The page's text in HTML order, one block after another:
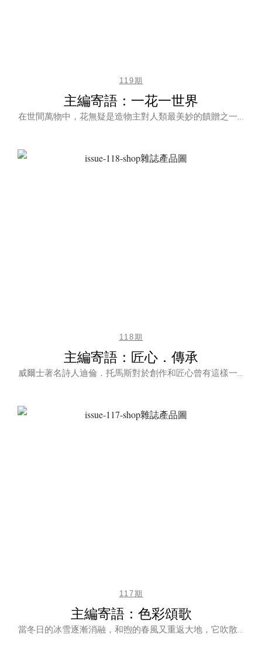
119期
主編寄語：一花一世界
在世間萬物中，花無疑是造物主對人類最美妙的饋贈之一…
118期
主編寄語：匠心．傳承
威爾士著名詩人迪倫．托馬斯對於創作和匠心曾有這樣一…
117期
主編寄語：色彩頌歌
當冬日的冰雪逐漸消融，和煦的春風又重返大地，它吹散…